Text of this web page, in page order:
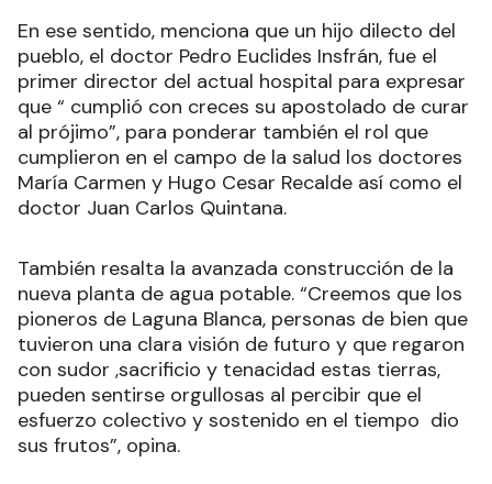
En ese sentido, menciona que un hijo dilecto del
pueblo, el doctor Pedro Euclides Insfrán, fue el
primer director del actual hospital para expresar
que “ cumplió con creces su apostolado de curar
al prójimo”, para ponderar también el rol que
cumplieron en el campo de la salud los doctores
María Carmen y Hugo Cesar Recalde así como el
doctor Juan Carlos Quintana.
También resalta la avanzada construcción de la
nueva planta de agua potable. “Creemos que los
pioneros de Laguna Blanca, personas de bien que
tuvieron una clara visión de futuro y que regaron
con sudor ,sacrificio y tenacidad estas tierras,
pueden sentirse orgullosas al percibir que el
esfuerzo colectivo y sostenido en el tiempo dio
sus frutos”, opina.